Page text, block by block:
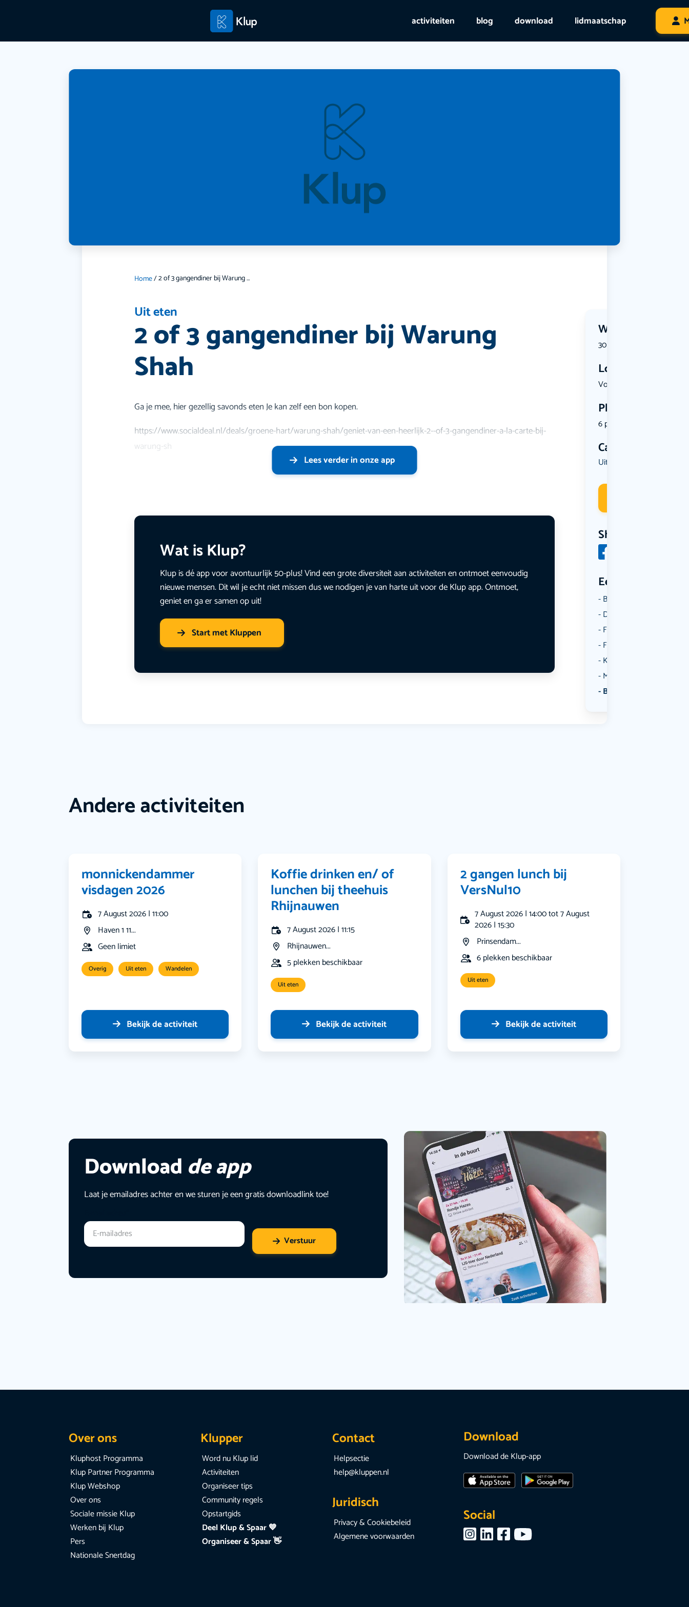
activiteiten blog download lidmaatschap
Home/ 2 of 3 gangendiner bij Warung Shah
Uit eten
2 of 3 gangendiner bij Warung
Shah
Wanneer?
30 July 2026 | 18:00
Locatie
Voorstraat...
Plekken
6 plekken beschikbaar
Categorie
Uit eten
Share
Een aantal
Borrelen
Dansen
Fietsen
Film
Kunst & Cultuur
Muziek
Bekijk alle categorieën
Ga je mee, hier gezellig savonds eten Je kan zelf een bon kopen.
https://www.socialdeal.nl/deals/groene-hart/warung-shah/geniet-van-een-heerlijk-2--of-3-gangendiner-a-la-carte-bij-
warung-sh
Lees verder in onze app
Wat is Klup?
Klup is dé app voor avontuurlijk 50-plus! Vind een grote diversiteit aan activiteiten en ontmoet eenvoudig
nieuwe mensen. Dit wil je echt niet missen dus we nodigen je van harte uit voor de Klup app. Ontmoet,
geniet en ga er samen op uit!
Start met Kluppen
Andere activiteiten
monnickendammer
visdagen 2026
7 August 2026 | 11:00
Haven 1 11...
Geen limiet
Overig Uit eten Wandelen
Bekijk de activiteit
Koffie drinken en/ of
lunchen bij theehuis
Rhijnauwen
7 August 2026 | 11:15
Rhijnauwen...
5 plekken beschikbaar
Uit eten
Bekijk de activiteit
2 gangen lunch bij
VersNul10
7 August 2026 | 14:00 tot 7 August
2026 | 15:30
Prinsendam...
6 plekken beschikbaar
Uit eten
Bekijk de activiteit
Download de app
Laat je emailadres achter en we sturen je een gratis downloadlink toe!
Verstuur
Over ons
Kluphost Programma
Klup Partner Programma
Klup Webshop
Over ons
Sociale missie Klup
Werken bij Klup
Pers
Nationale Snertdag
Klupper
Word nu Klup lid
Activiteiten
Organiseer tips
Community regels
Opstartgids
Deel Klup & Spaar 💙
Organiseer & Spaar 👋
Contact
Helpsectie
help@kluppen.nl
Juridisch
Privacy & Cookiebeleid
Algemene voorwaarden
Download
Download de Klup-app
Social